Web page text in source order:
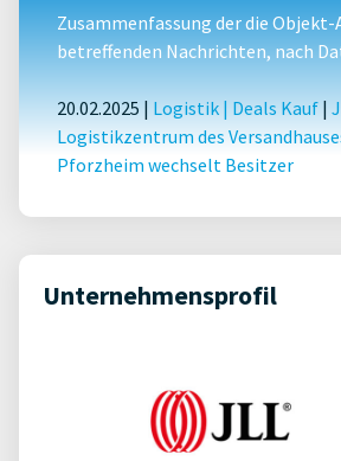
Zusammenfassung der die Objekt-
betreffenden Nachrichten, nach
20.02.2025 | Logistik | Deals Kauf |
Logistikzentrum des
Pforzheim wechselt Besitzer
Unternehmensprofil